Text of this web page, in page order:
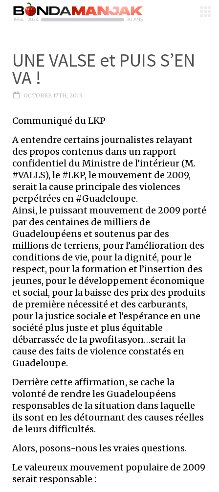
UNE VALSE et PUIS S’EN
VA !
OCTOBRE 17TH, 2013
Communiqué du LKP
A entendre certains journalistes relayant
des propos contenus dans un rapport
confidentiel du Ministre de l’intérieur (M.
#VALLS), le #LKP, le mouvement de 2009,
serait la cause principale des violences
perpétrées en #Guadeloupe.
Ainsi, le puissant mouvement de 2009 porté
par des centaines de milliers de
Guadeloupéens et soutenus par des
millions de terriens, pour l’amélioration des
conditions de vie, pour la dignité, pour le
respect, pour la formation et l’insertion des
jeunes, pour le développement économique
et social, pour la baisse des prix des produits
de première nécessité et des carburants,
pour la justice sociale et l’espérance en une
société plus juste et plus équitable
débarrassée de la pwofitasyon…serait la
cause des faits de violence constatés en
Guadeloupe.
Derrière cette affirmation, se cache la
volonté de rendre les Guadeloupéens
responsables de la situation dans laquelle
ils sont en les détournant des causes réelles
de leurs difficultés.
Alors, posons-nous les vraies questions.
Le valeureux mouvement populaire de 2009
serait responsable :